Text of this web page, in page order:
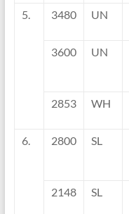
5.
3480 UN
3600 UN
2853 WH
6. 2800 SL
2148 SL